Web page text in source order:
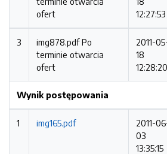
ofert
12:27:53
3 img878.pdfPo
terminie otwarcia
ofert
2011-
18
12:28:20
Wynik postępowania
1 img165.pdf
2011-
03
13:35:15